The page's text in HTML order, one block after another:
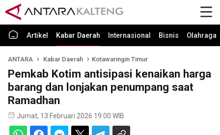
Artikel Kabar Daerah Internasional Bisnis Olahraga
ANTARA Kabar Daerah Kotawaringin Timur
Pemkab Kotim antisipasi kenaikan harga
barang dan lonjakan penumpang saat
Ramadhan
Jumat, 13 Februari 2026 19:00 WIB